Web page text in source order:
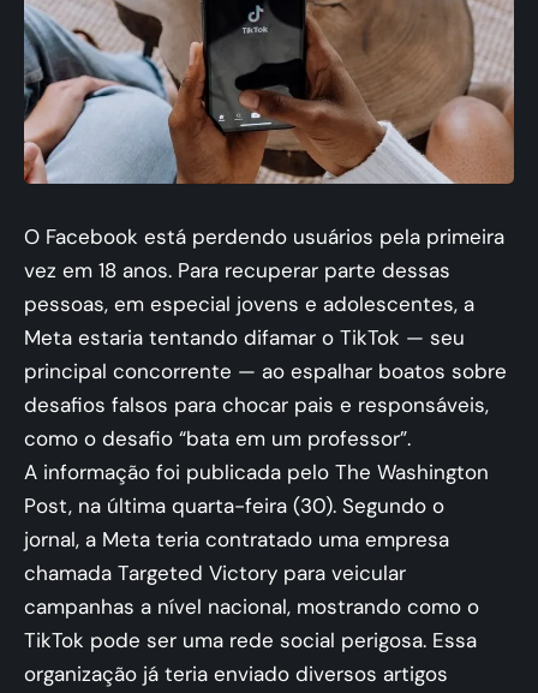
O Facebook está perdendo usuários pela primeira
vez em 18 anos. Para recuperar parte dessas
pessoas, em especial jovens e adolescentes, a
Meta estaria tentando difamar o TikTok — seu
principal concorrente — ao espalhar boatos sobre
desafios falsos para chocar pais e responsáveis,
como o desafio “bata em um professor”.
A informação foi publicada pelo The Washington
Post, na última quarta-feira (30). Segundo o
jornal, a Meta teria contratado uma empresa
chamada Targeted Victory para veicular
campanhas a nível nacional, mostrando como o
TikTok pode ser uma rede social perigosa. Essa
organização já teria enviado diversos artigos